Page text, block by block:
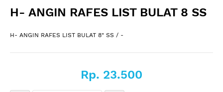
H- ANGIN RAFES LIST BULAT 8 SS
H- ANGIN RAFES LIST BULAT 8" SS / -
Rp. 23.500